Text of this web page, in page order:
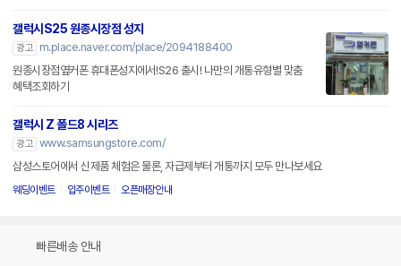
갤럭시S25 원종시장점 성지
광고
m.place.naver.com/place/2094188400
원종시장점옆커폰 휴대폰성지에서!S26 출시! 나만의 개통유형별 맞춤
혜택조회하기
갤럭시 Z 폴드8 시리즈
광고 www.samsungstore.com/
삼성스토어에서 신제품 체험은 물론, 자급제부터 개통까지 모두 만나보세요
웨딩이벤트 입주이벤트 오픈매장안내
빠른배송 안내